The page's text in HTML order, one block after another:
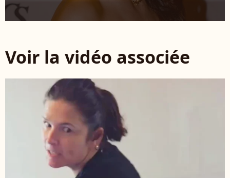
Voir la vidéo associée